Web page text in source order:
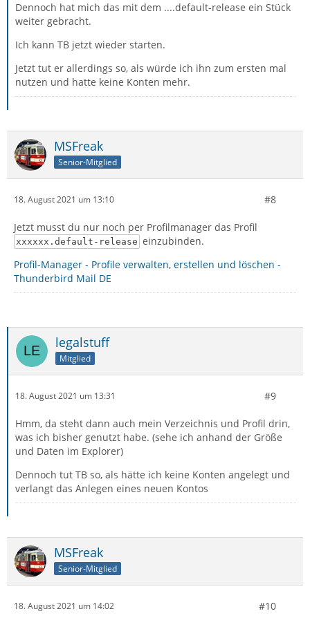
Dennoch hat mich das mit dem ....default-release ein Stück
weiter gebracht.
Ich kann TB jetzt wieder starten.
Jetzt tut er allerdings so, als würde ich ihn zum ersten mal
nutzen und hatte keine Konten mehr.
MSFreak
Senior-Mitglied
18. August 2021 um 13:10 #8
Jetzt musst du nur noch per Profilmanager das Profil
xxxxxx.default-release einzubinden.
Profil-Manager - Profile verwalten, erstellen und löschen -
Thunderbird Mail DE
legalstuff
Mitglied
18. August 2021 um 13:31 #9
Hmm, da steht dann auch mein Verzeichnis und Profil drin,
was ich bisher genutzt habe. (sehe ich anhand der Größe
und Daten im Explorer)
Dennoch tut TB so, als hätte ich keine Konten angelegt und
verlangt das Anlegen eines neuen Kontos
MSFreak
Senior-Mitglied
18. August 2021 um 14:02 #10